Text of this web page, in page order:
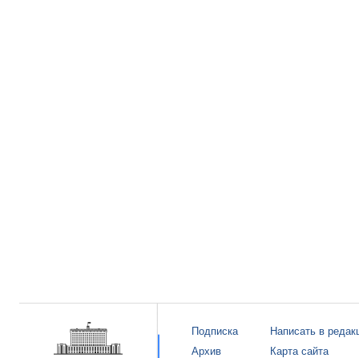
Подписка
Архив
Написать в
Карта сайта